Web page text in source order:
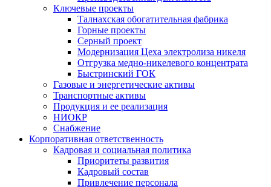
Ключевые проекты
Талнахская обогатительная фабрика
Горные проекты
Серный проект
Модернизация Цеха электролиза никеля
Отгрузка медно-никелевого концентрата
Быстринский ГОК
Газовые и энергетические активы
Транспортные активы
Продукция и ее реализация
НИОКР
Снабжение
Корпоративная ответственность
Кадровая и социальная политика
Приоритеты развития
Кадровый состав
Привлечение персонала